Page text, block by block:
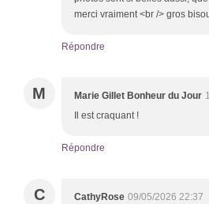
merci vraiment <br /> gros
Répondre
M Marie Gillet Bonheur du Jour
Il est craquant !
Répondre
C CathyRose 09/05/2026 22:37